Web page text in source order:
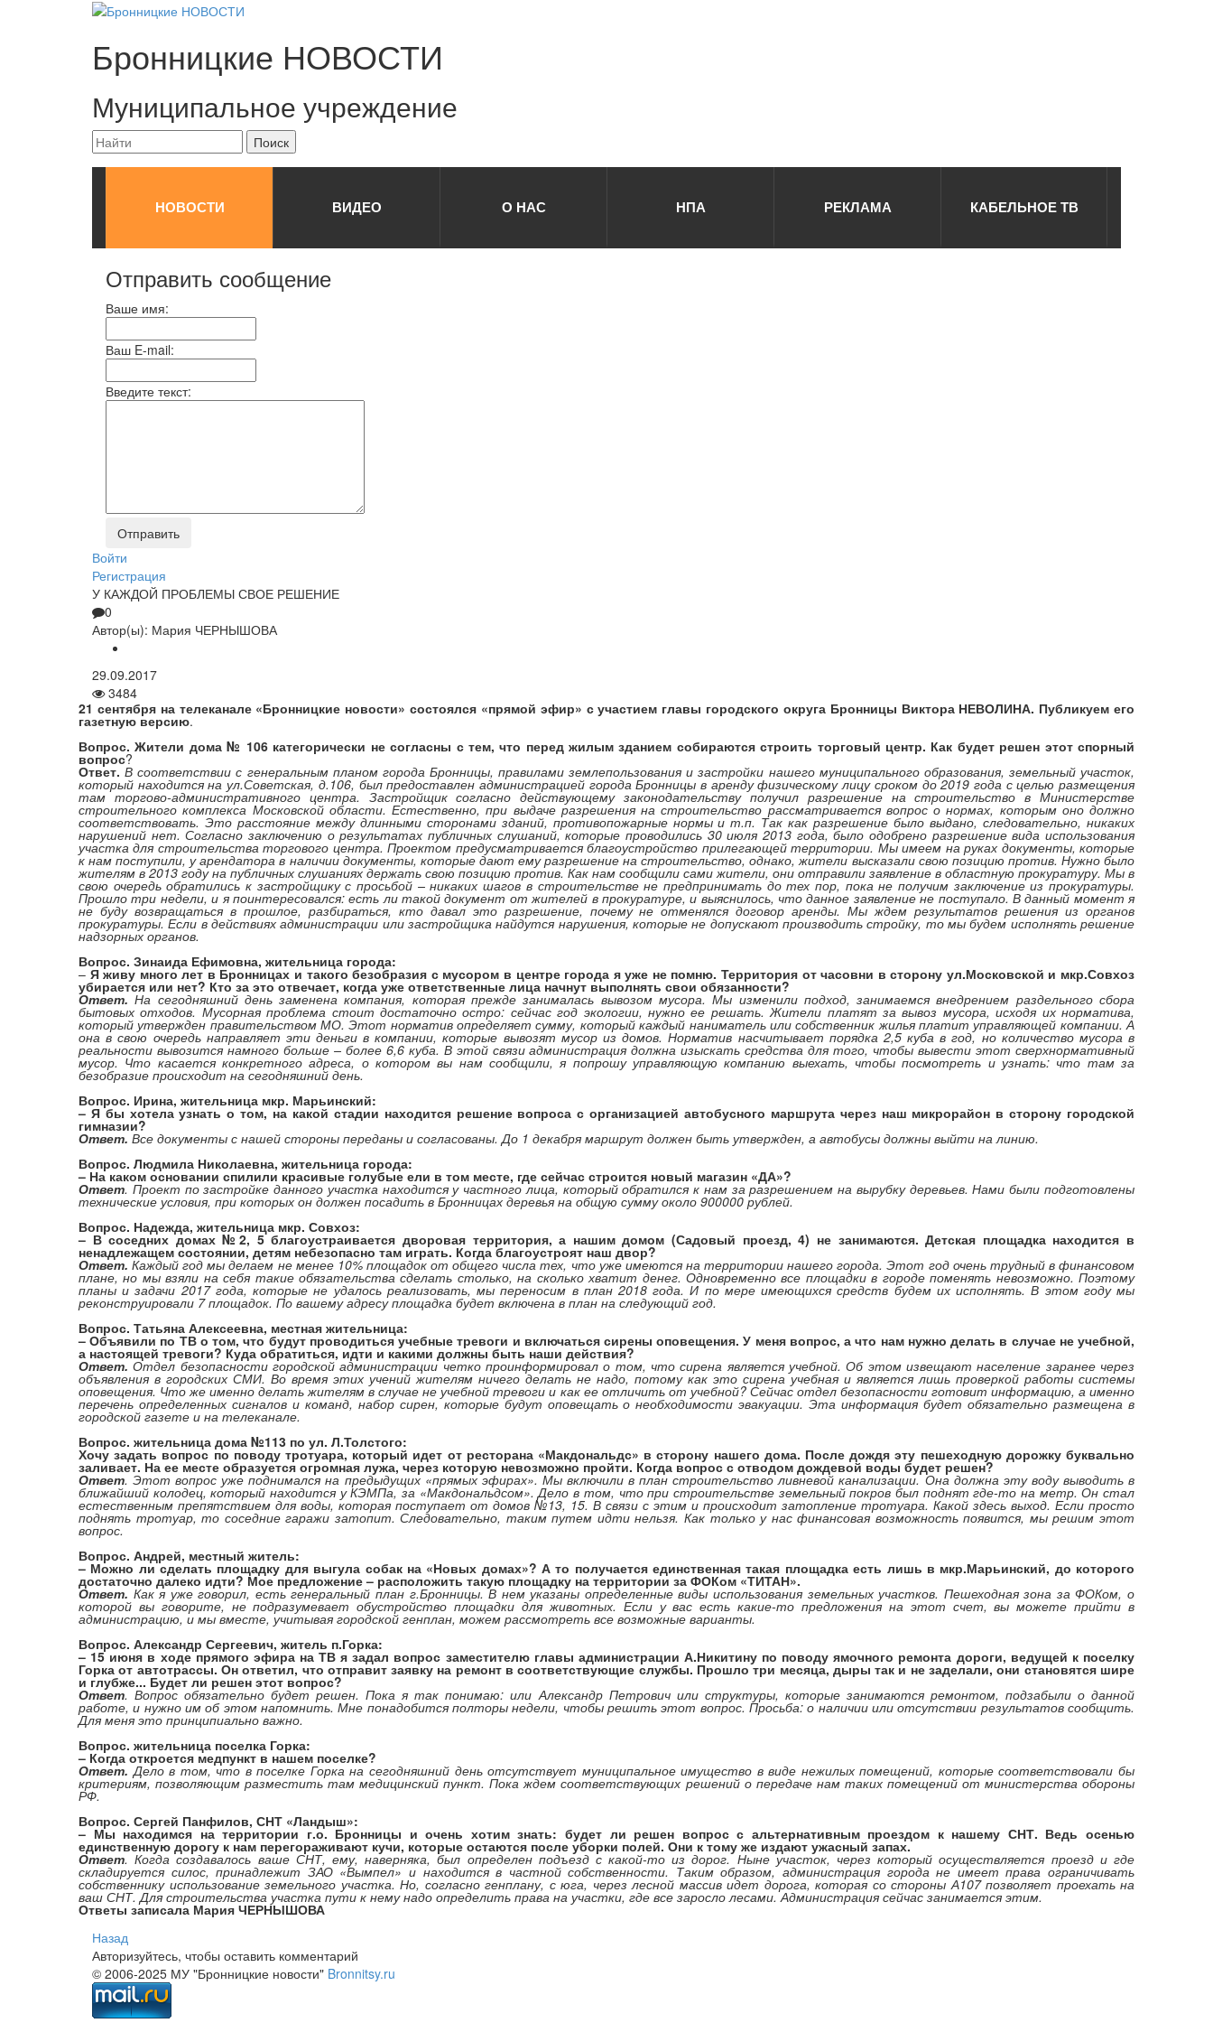
Бронницкие НОВОСТИ
Муниципальное учреждение
НОВОСТИ ВИДЕО О НАС НПА РЕКЛАМА КАБЕЛЬНОЕ ТВ
Отправить сообщение
Ваше имя:
Ваш E-mail:
Введите текст:
Войти
Регистрация
У КАЖДОЙ ПРОБЛЕМЫ СВОЕ РЕШЕНИЕ
0
Автор(ы): Мария ЧЕРНЫШОВА
29.09.2017
3484
21 сентября на телеканале «Бронницкие новости» состоялся «прямой эфир» с участием главы городского округа Бронницы Виктора НЕВОЛИНА. Публикуем его
газетную версию.
Вопрос. Жители дома № 106 категорически не согласны с тем, что перед жилым зданием собираются строить торговый центр. Как будет решен этот спорный
вопрос?
Ответ. В соответствии с генеральным планом города Бронницы, правилами землепользования и застройки нашего муниципального образования, земельный участок,
который находится на ул.Советская, д.106, был предоставлен администрацией города Бронницы в аренду физическому лицу сроком до 2019 года с целью размещения
там торгово-административного центра. Застройщик согласно действующему законодательству получил разрешение на строительство в Министерстве
строительного комплекса Московской области. Естественно, при выдаче разрешения на строительство рассматривается вопрос о нормах, которым оно должно
соответствовать. Это расстояние между длинными сторонами зданий, противопожарные нормы и т.п. Так как разрешение было выдано, следовательно, никаких
нарушений нет. Согласно заключению о результатах публичных слушаний, которые проводились 30 июля 2013 года, было одобрено разрешение вида использования
участка для строительства торгового центра. Проектом предусматривается благоустройство прилегающей территории. Мы имеем на руках документы, которые
к нам поступили, у арендатора в наличии документы, которые дают ему разрешение на строительство, однако, жители высказали свою позицию против. Нужно было
жителям в 2013 году на публичных слушаниях держать свою позицию против. Как нам сообщили сами жители, они отправили заявление в областную прокуратуру. Мы в
свою очередь обратились к застройщику с просьбой – никаких шагов в строительстве не предпринимать до тех пор, пока не получим заключение из прокуратуры.
Прошло три недели, и я поинтересовался: есть ли такой документ от жителей в прокуратуре, и выяснилось, что данное заявление не поступало. В данный момент я
не буду возвращаться в прошлое, разбираться, кто давал это разрешение, почему не отменялся договор аренды. Мы ждем результатов решения из органов
прокуратуры. Если в действиях администрации или застройщика найдутся нарушения, которые не допускают производить стройку, то мы будем исполнять решение
надзорных органов.
Вопрос. Зинаида Ефимовна, жительница города:
– Я живу много лет в Бронницах и такого безобразия с мусором в центре города я уже не помню. Территория от часовни в сторону ул.Московской и мкр.Совхоз
убирается или нет? Кто за это отвечает, когда уже ответственные лица начнут выполнять свои обязанности?
Ответ. На сегодняшний день заменена компания, которая прежде занималась вывозом мусора. Мы изменили подход, занимаемся внедрением раздельного сбора
бытовых отходов. Мусорная проблема стоит достаточно остро: сейчас год экологии, нужно ее решать. Жители платят за вывоз мусора, исходя их норматива,
который утвержден правительством МО. Этот норматив определяет сумму, который каждый наниматель или собственник жилья платит управляющей компании. А
она в свою очередь направляет эти деньги в компании, которые вывозят мусор из домов. Норматив насчитывает порядка 2,5 куба в год, но количество мусора в
реальности вывозится намного больше – более 6,6 куба. В этой связи администрация должна изыскать средства для того, чтобы вывести этот сверхнормативный
мусор. Что касается конкретного адреса, о котором вы нам сообщили, я попрошу управляющую компанию выехать, чтобы посмотреть и узнать: что там за
безобразие происходит на сегодняшний день.
Вопрос. Ирина, жительница мкр. Марьинский:
– Я бы хотела узнать о том, на какой стадии находится решение вопроса с организацией автобусного маршрута через наш микрорайон в сторону городской
гимназии?
Ответ. Все документы с нашей стороны переданы и согласованы. До 1 декабря маршрут должен быть утвержден, а автобусы должны выйти на линию.
Вопрос. Людмила Николаевна, жительница города:
– На каком основании спилили красивые голубые ели в том месте, где сейчас строится новый магазин «ДА»?
Ответ. Проект по застройке данного участка находится у частного лица, который обратился к нам за разрешением на вырубку деревьев. Нами были подготовлены
технические условия, при которых он должен посадить в Бронницах деревья на общую сумму около 900000 рублей.
Вопрос. Надежда, жительница мкр. Совхоз:
– В соседних домах №2, 5 благоустраивается дворовая территория, а нашим домом (Садовый проезд, 4) не занимаются. Детская площадка находится в
ненадлежащем состоянии, детям небезопасно там играть. Когда благоустроят наш двор?
Ответ. Каждый год мы делаем не менее 10% площадок от общего числа тех, что уже имеются на территории нашего города. Этот год очень трудный в финансовом
плане, но мы взяли на себя такие обязательства сделать столько, на сколько хватит денег. Одновременно все площадки в городе поменять невозможно. Поэтому
планы и задачи 2017 года, которые не удалось реализовать, мы переносим в план 2018 года. И по мере имеющихся средств будем их исполнять. В этом году мы
реконструировали 7 площадок. По вашему адресу площадка будет включена в план на следующий год.
Вопрос. Татьяна Алексеевна, местная жительница:
– Объявили по ТВ о том, что будут проводиться учебные тревоги и включаться сирены оповещения. У меня вопрос, а что нам нужно делать в случае не учебной,
а настоящей тревоги? Куда обратиться, идти и какими должны быть наши действия?
Ответ. Отдел безопасности городской администрации четко проинформировал о том, что сирена является учебной. Об этом извещают население заранее через
объявления в городских СМИ. Во время этих учений жителям ничего делать не надо, потому как это сирена учебная и является лишь проверкой работы системы
оповещения. Что же именно делать жителям в случае не учебной тревоги и как ее отличить от учебной? Сейчас отдел безопасности готовит информацию, а именно
перечень определенных сигналов и команд, набор сирен, которые будут оповещать о необходимости эвакуации. Эта информация будет обязательно размещена в
городской газете и на телеканале.
Вопрос. жительница дома №113 по ул. Л.Толстого:
Хочу задать вопрос по поводу тротуара, который идет от ресторана «Макдональдс» в сторону нашего дома. После дождя эту пешеходную дорожку буквально
заливает. На ее месте образуется огромная лужа, через которую невозможно пройти. Когда вопрос с отводом дождевой воды будет решен?
Ответ. Этот вопрос уже поднимался на предыдущих «прямых эфирах». Мы включили в план строительство ливневой канализации. Она должна эту воду выводить в
ближайший колодец, который находится у КЭМПа, за «Макдональдсом». Дело в том, что при строительстве земельный покров был поднят где-то на метр. Он стал
естественным препятствием для воды, которая поступает от домов №13, 15. В связи с этим и происходит затопление тротуара. Какой здесь выход. Если просто
поднять тротуар, то соседние гаражи затопит. Следовательно, таким путем идти нельзя. Как только у нас финансовая возможность появится, мы решим этот
вопрос.
Вопрос. Андрей, местный житель:
– Можно ли сделать площадку для выгула собак на «Новых домах»? А то получается единственная такая площадка есть лишь в мкр.Марьинский, до которого
достаточно далеко идти? Мое предложение – расположить такую площадку на территории за ФОКом «ТИТАН».
Ответ. Как я уже говорил, есть генеральный план г.Бронницы. В нем указаны определенные виды использования земельных участков. Пешеходная зона за ФОКом, о
которой вы говорите, не подразумевает обустройство площадки для животных. Если у вас есть какие-то предложения на этот счет, вы можете прийти в
администрацию, и мы вместе, учитывая городской генплан, можем рассмотреть все возможные варианты.
Вопрос. Александр Сергеевич, житель п.Горка:
– 15 июня в ходе прямого эфира на ТВ я задал вопрос заместителю главы администрации А.Никитину по поводу ямочного ремонта дороги, ведущей к поселку
Горка от автотрассы. Он ответил, что отправит заявку на ремонт в соответствующие службы. Прошло три месяца, дыры так и не заделали, они становятся шире
и глубже... Будет ли решен этот вопрос?
Ответ. Вопрос обязательно будет решен. Пока я так понимаю: или Александр Петрович или структуры, которые занимаются ремонтом, подзабыли о данной
работе, и нужно им об этом напомнить. Мне понадобится полторы недели, чтобы решить этот вопрос. Просьба: о наличии или отсутствии результатов сообщить.
Для меня это принципиально важно.
Вопрос. жительница поселка Горка:
– Когда откроется медпункт в нашем поселке?
Ответ. Дело в том, что в поселке Горка на сегодняшний день отсутствует муниципальное имущество в виде нежилых помещений, которые соответствовали бы
критериям, позволяющим разместить там медицинский пункт. Пока ждем соответствующих решений о передаче нам таких помещений от министерства обороны
РФ.
Вопрос. Сергей Панфилов, СНТ «Ландыш»:
– Мы находимся на территории г.о. Бронницы и очень хотим знать: будет ли решен вопрос с альтернативным проездом к нашему СНТ. Ведь осенью
единственную дорогу к нам перегораживают кучи, которые остаются после уборки полей. Они к тому же издают ужасный запах.
Ответ. Когда создавалось ваше СНТ, ему, наверняка, был определен подъезд с какой-то из дорог. Ныне участок, через который осуществляется проезд и где
складируется силос, принадлежит ЗАО «Вымпел» и находится в частной собственности. Таким образом, администрация города не имеет права ограничивать
собственнику использование земельного участка. Но, согласно генплану, с юга, через лесной массив идет дорога, которая со стороны А107 позволяет проехать на
ваш СНТ. Для строительства участка пути к нему надо определить права на участки, где все заросло лесами. Администрация сейчас занимается этим.
Ответы записала Мария ЧЕРНЫШОВА
Назад
Авторизуйтесь, чтобы оставить комментарий
© 2006-2025 МУ "Бронницкие новости" Bronnitsy.ru